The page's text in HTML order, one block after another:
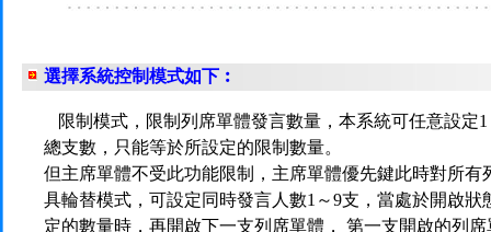
選擇系統控制模式如下︰
限制模式，限制列席單體發言數量，本系統可任意設定
總支數，只能等於所設定的限制數量。
但主席單體不受此功能限制，主席單體優先鍵此時對所有
具輪替模式，可設定同時發言人數1～9支，當處於開啟
定的數量時，再開啟下一支列席單體， 第一支開啟的列